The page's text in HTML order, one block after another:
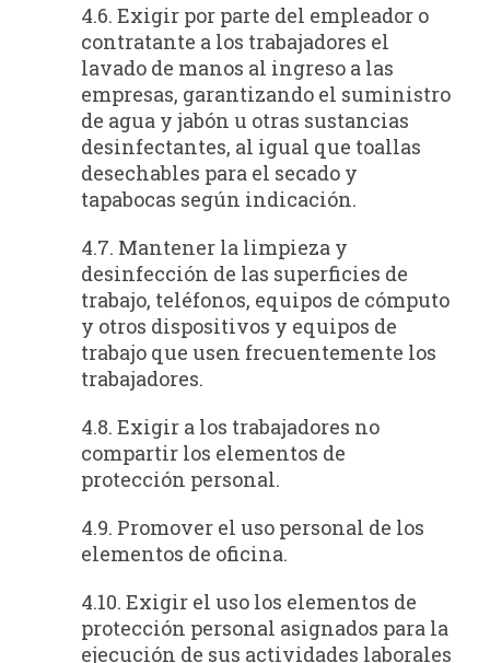
4.6. Exigir por parte del empleador o
contratante a los trabajadores el
lavado de manos al ingreso a las
empresas, garantizando el suministro
de agua y jabón u otras sustancias
desinfectantes, al igual que toallas
desechables para el secado y
tapabocas según indicación.
4.7. Mantener la limpieza y
desinfección de las superficies de
trabajo, teléfonos, equipos de cómputo
y otros dispositivos y equipos de
trabajo que usen frecuentemente los
trabajadores.
4.8. Exigir a los trabajadores no
compartir los elementos de
protección personal.
4.9. Promover el uso personal de los
elementos de oficina.
4.10. Exigir el uso los elementos de
protección personal asignados para la
ejecución de sus actividades laborales